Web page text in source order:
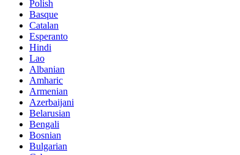
Polish
Basque
Catalan
Esperanto
Hindi
Lao
Albanian
Amharic
Armenian
Azerbaijani
Belarusian
Bengali
Bosnian
Bulgarian